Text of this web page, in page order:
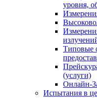
уровня,
Типовые
(услуги)
Онлайн-
Испытания в